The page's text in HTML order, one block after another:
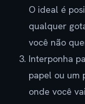
O ideal é
qualquer
você não
Interponha
papel ou um
onde você